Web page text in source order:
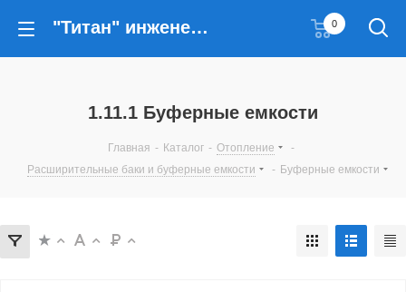
"Титан" инженерные решения 0
1.11.1 Буферные емкости
Главная - Каталог - Отопление
-
Расширительные баки и буферные емкости
- Буферные емкости